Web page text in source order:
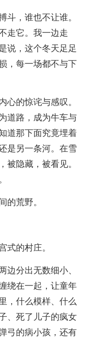
斗，谁也不让谁。
走它。我一边走
说，这个冬天足足
，每一场都不与下
心的惊诧与感叹。
道路，成为牛车与
道那下面究竟埋着
是另一条河。在雪
被隐藏，被看见。
的荒野。
式的村庄。
边分出无数细小、
绕在一起，让童年
，什么模样、什么
、死了儿子的疯女
弓的病小孩，还有